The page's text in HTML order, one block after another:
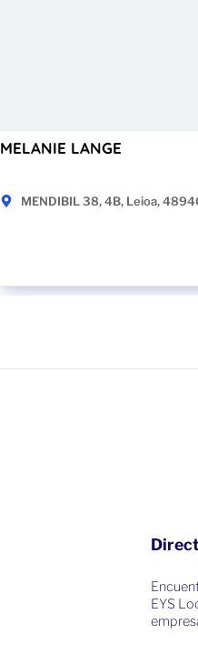
MELANIE LANGE
MENDIBIL 38, 4B, Leioa,
EYS